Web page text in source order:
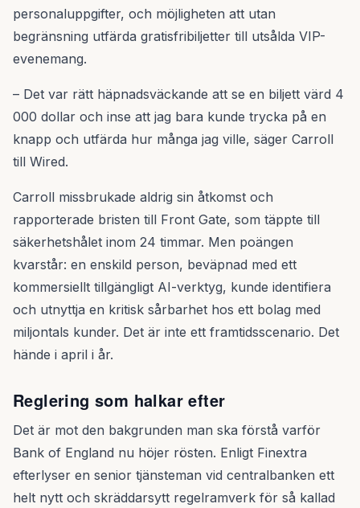
personaluppgifter, och möjligheten att utan
begränsning utfärda gratisfribiljetter till utsålda VIP-
evenemang.
– Det var rätt häpnadsväckande att se en biljett värd 4
000 dollar och inse att jag bara kunde trycka på en
knapp och utfärda hur många jag ville, säger Carroll
till Wired.
Carroll missbrukade aldrig sin åtkomst och
rapporterade bristen till Front Gate, som täppte till
säkerhetshålet inom 24 timmar. Men poängen
kvarstår: en enskild person, beväpnad med ett
kommersiellt tillgängligt AI-verktyg, kunde identifiera
och utnyttja en kritisk sårbarhet hos ett bolag med
miljontals kunder. Det är inte ett framtidsscenario. Det
hände i april i år.
Reglering som halkar efter
Det är mot den bakgrunden man ska förstå varför
Bank of England nu höjer rösten. Enligt Finextra
efterlyser en senior tjänsteman vid centralbanken ett
helt nytt och skräddarsytt regelramverk för så kallad